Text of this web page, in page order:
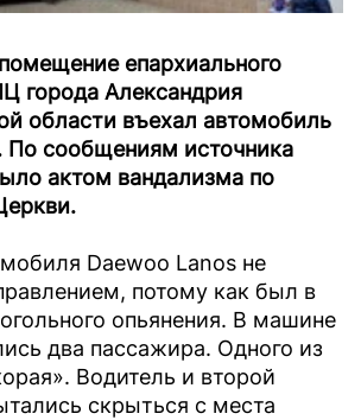
епархиального
города Александрия
области въехал автомобиль
По сообщениям источника
актом вандализма по
Daewoo Lanos не
потому как был в
опьянения. В машине
два пассажира. Одного из
Водитель и второй
скрыться с места